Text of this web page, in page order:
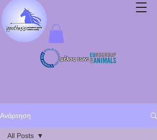
μέλος των:
Ανάρτηση
All Posts